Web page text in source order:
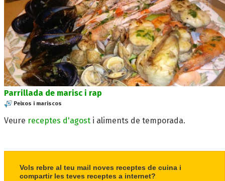
Parrillada de marisc i rap
Peixos i mariscos
Veure receptes d'agost i aliments de temporada.
Vols rebre al teu mail noves receptes de cuina i
compartir les teves receptes a internet?